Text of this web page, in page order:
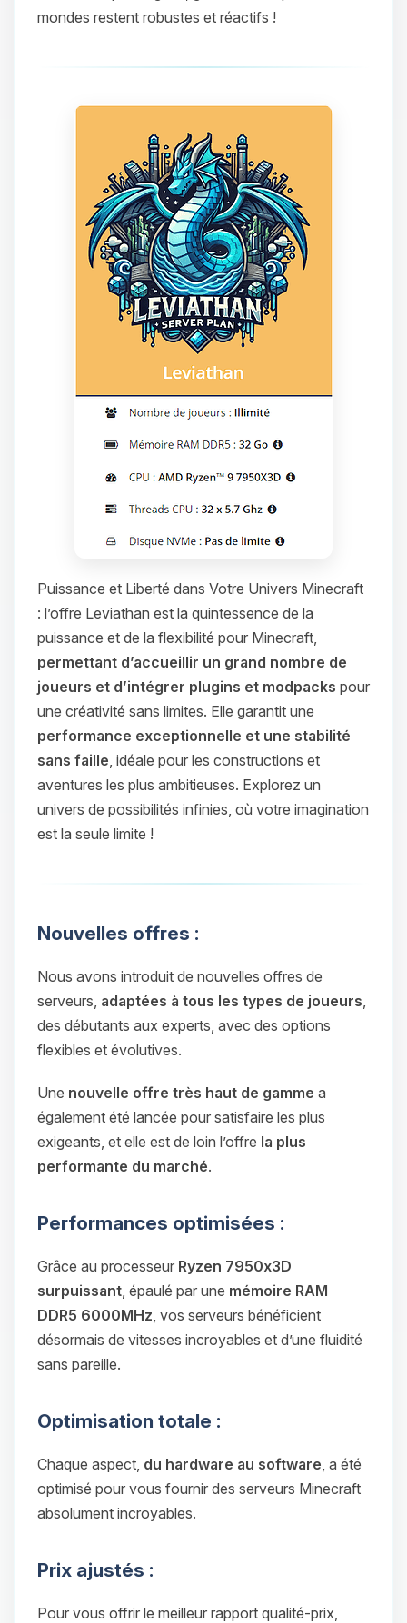
mondes restent robustes et réactifs !
Puissance et Liberté dans Votre Univers Minecraft
: l’offre Leviathan est la quintessence de la
puissance et de la flexibilité pour Minecraft,
permettant d’accueillir un grand nombre de
joueurs et d’intégrer plugins et modpacks pour
une créativité sans limites. Elle garantit une
performance exceptionnelle et une stabilité
sans faille, idéale pour les constructions et
aventures les plus ambitieuses. Explorez un
univers de possibilités infinies, où votre imagination
est la seule limite !
Nouvelles offres :
Nous avons introduit de nouvelles offres de
serveurs, adaptées à tous les types de joueurs,
des débutants aux experts, avec des options
flexibles et évolutives.
Une nouvelle offre très haut de gamme a
également été lancée pour satisfaire les plus
exigeants, et elle est de loin l’offre la plus
performante du marché.
Performances optimisées :
Grâce au processeur Ryzen 7950x3D
surpuissant, épaulé par une mémoire RAM
DDR5 6000MHz, vos serveurs bénéficient
désormais de vitesses incroyables et d’une fluidité
sans pareille.
Optimisation totale :
Chaque aspect, du hardware au software, a été
optimisé pour vous fournir des serveurs Minecraft
absolument incroyables.
Prix ajustés :
Pour vous offrir le meilleur rapport qualité-prix,